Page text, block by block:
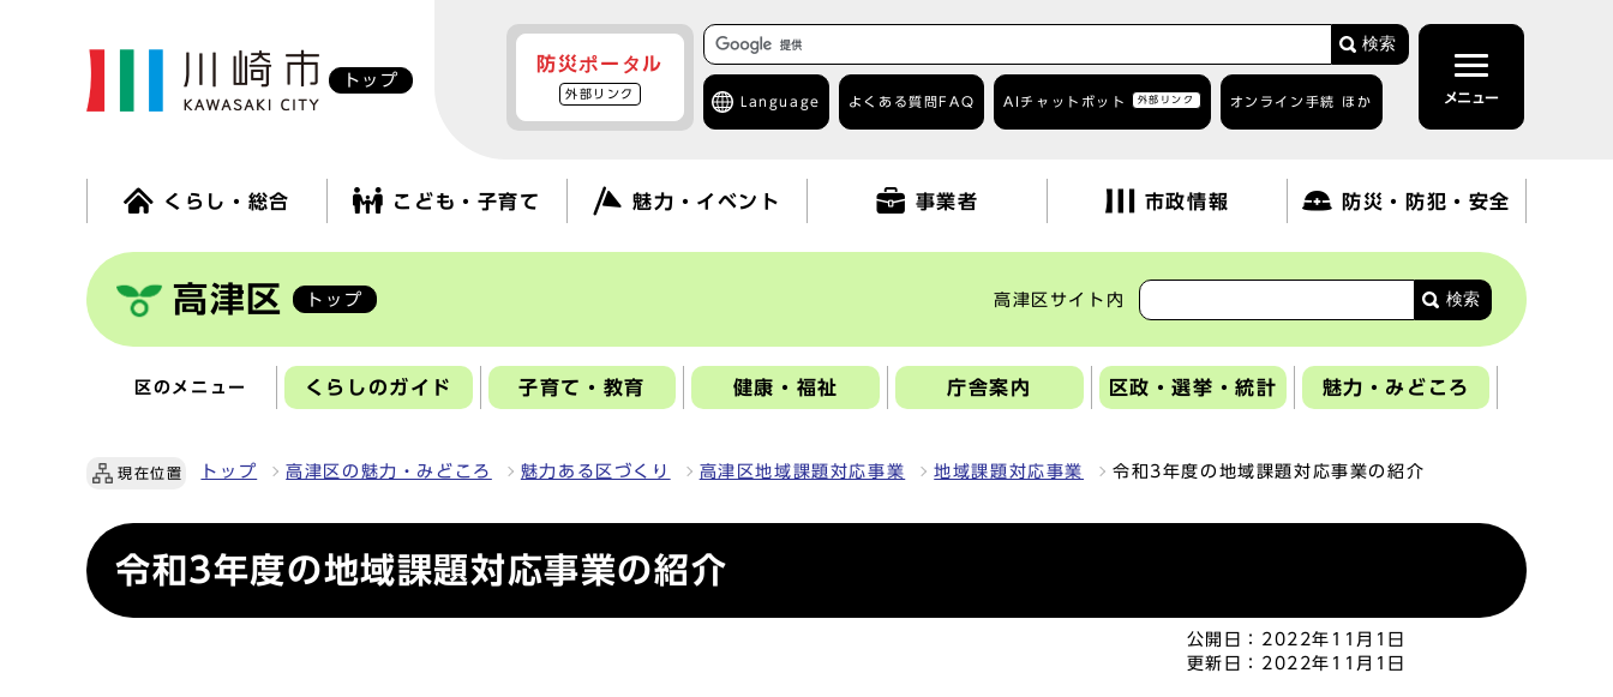
トップ
防災ポータル
外部リンク
検索
Language よくある質問 FAQ AIチャットボット 外部リンク オンライン手続 ほか メニュー
くらし・総合 こども・子育て 魅力・イベント 事業者 市政情報 防災・防犯・安全
高津区 トップ 高津区サイト内 検索
区のメニュー くらしのガイド 子育て・教育 健康・福祉 庁舎案内 区政・選挙・統計 魅力・みどころ
現在位置 トップ 高津区の魅力・みどころ 魅力ある区づくり 高津区地域課題対応事業 地域課題対応事業 令和3年度の地域課題対応事業の紹介
令和3年度の地域課題対応事業の紹介
公開日： 2022年11月1日
更新日： 2022年11月1日